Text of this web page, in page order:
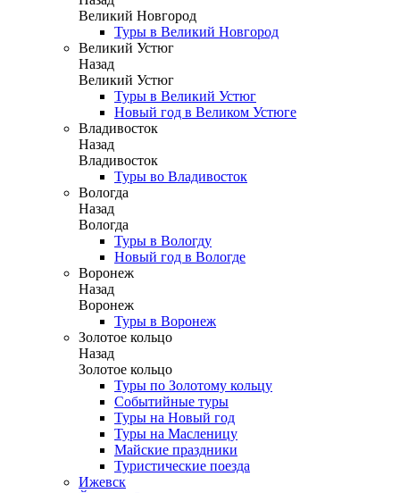
Великий Новгород
Туры в Великий Новгород
Великий Устюг
Назад
Великий Устюг
Туры в Великий Устюг
Новый год в Великом Устюге
Владивосток
Назад
Владивосток
Туры во Владивосток
Вологда
Назад
Вологда
Туры в Вологду
Новый год в Вологде
Воронеж
Назад
Воронеж
Туры в Воронеж
Золотое кольцо
Назад
Золотое кольцо
Туры по Золотому кольцу
Событийные туры
Туры на Новый год
Туры на Масленицу
Майские праздники
Туристические поезда
Ижевск